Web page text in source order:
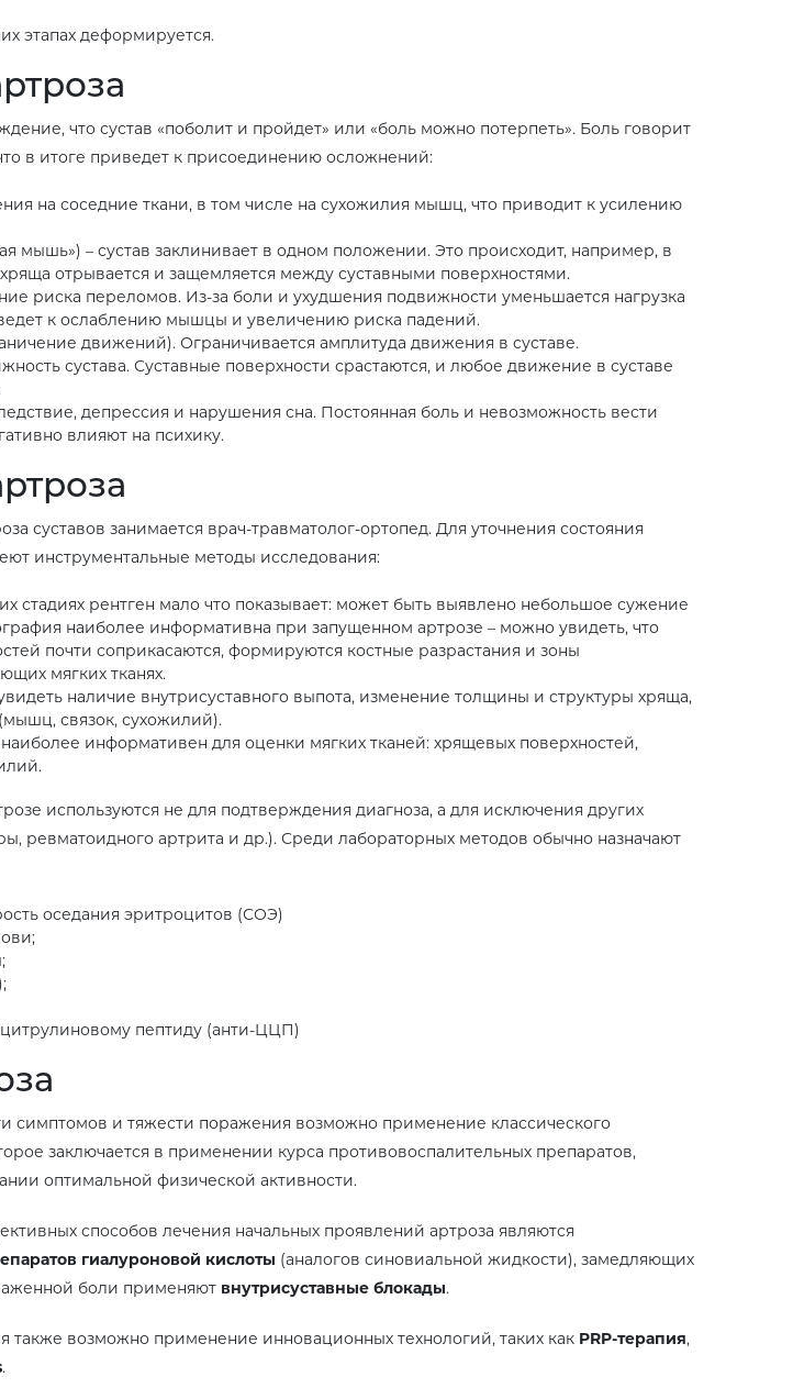
этапах деформируется.
что сустав «поболит и пройдет» или «боль можно потерпеть». Боль говорит
в итоге приведет к присоединению осложнений:
на соседние ткани, в том числе на сухожилия мышц, что приводит к усилению
мышь») – сустав заклинивает в одном положении. Это происходит, например, в
хряща отрывается и защемляется между суставными поверхностями.
риска переломов. Из-за боли и ухудшения подвижности уменьшается нагрузка
к ослаблению мышцы и увеличению риска падений.
движений). Ограничивается амплитуда движения в суставе.
сустава. Суставные поверхности срастаются, и любое движение в суставе
депрессия и нарушения сна. Постоянная боль и невозможность вести
влияют на психику.
суставов занимается врач-травматолог-ортопед. Для уточнения состояния
инструментальные методы исследования:
стадиях рентген мало что показывает: может быть выявлено небольшое сужение
наиболее информативна при запущенном артрозе – можно увидеть, что
почти соприкасаются, формируются костные разрастания и зоны
мягких тканях.
наличие внутрисуставного выпота, изменение толщины и структуры хряща,
связок, сухожилий).
информативен для оценки мягких тканей: хрящевых поверхностей,
используются не для подтверждения диагноза, а для исключения других
ревматоидного артрита и др.). Среди лабораторных методов обычно назначают
оседания эритроцитов (СОЭ)
пептиду (анти-ЦЦП)
симптомов и тяжести поражения возможно применение классического
заключается в применении курса противовоспалительных препаратов,
оптимальной физической активности.
способов лечения начальных проявлений артроза являются
гиалуроновой кислоты (аналогов синовиальной жидкости), замедляющих
боли применяют внутрисуставные блокады.
также возможно применение инновационных технологий, таких как PRP-терапия,
.